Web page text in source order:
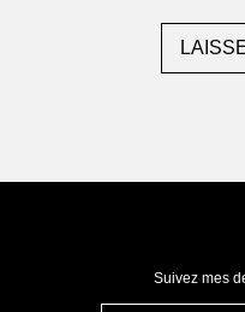
Suivez mes